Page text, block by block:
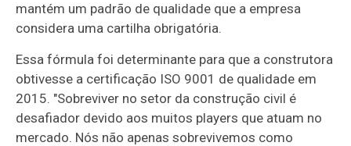
mantém um padrão de qualidade que a empresa
considera uma cartilha obrigatória.
Essa fórmula foi determinante para que a construtora
obtivesse a certificação ISO 9001 de qualidade em
2015. "Sobreviver no setor da construção civil é
desafiador devido aos muitos players que atuam no
mercado. Nós não apenas sobrevivemos como